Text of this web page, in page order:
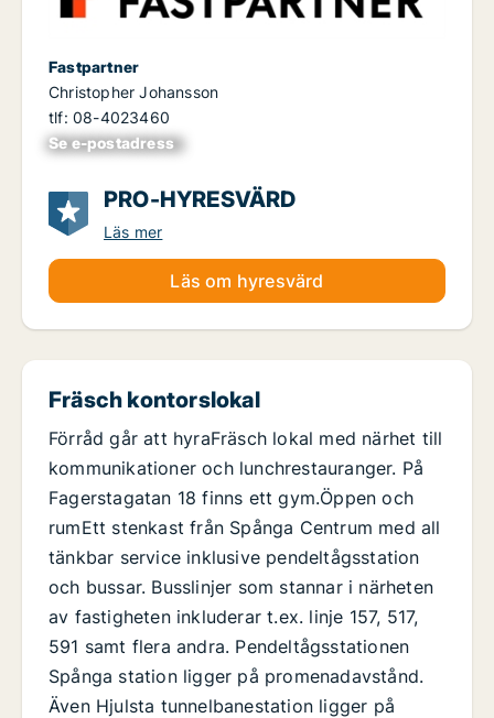
Fastpartner
Christopher Johansson
tlf: 08-4023460
Se e-postadress
xxxxxxxxxxxxxxx
PRO-HYRESVÄRD
Läs mer
Läs om hyresvärd
Fräsch kontorslokal
Förråd går att hyraFräsch lokal med närhet till
kommunikationer och lunchrestauranger. På
Fagerstagatan 18 finns ett gym.Öppen och
rumEtt stenkast från Spånga Centrum med all
tänkbar service inklusive pendeltågsstation
och bussar. Busslinjer som stannar i närheten
av fastigheten inkluderar t.ex. linje 157, 517,
591 samt flera andra. Pendeltågsstationen
Spånga station ligger på promenadavstånd.
Även Hjulsta tunnelbanestation ligger på